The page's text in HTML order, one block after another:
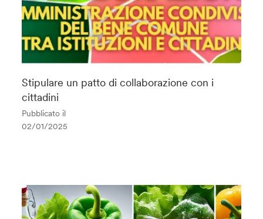
Stipulare un patto di collaborazione con i
cittadini
Pubblicato il
02/01/2025